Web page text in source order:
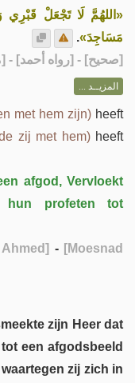
«اللهُمَّ لَا تَجْعَلْ قَبْرِي
مَسَاجِدَ».
[صحيح] - [رواه أحمد] -
المزيــد ...
met hem zijn) heeft
zij met hem)heeft
afgod, Vervloekt
hun profeten tot
- [Moesnad
zijn Heer dat
een afgodsbeeld
zij zich in